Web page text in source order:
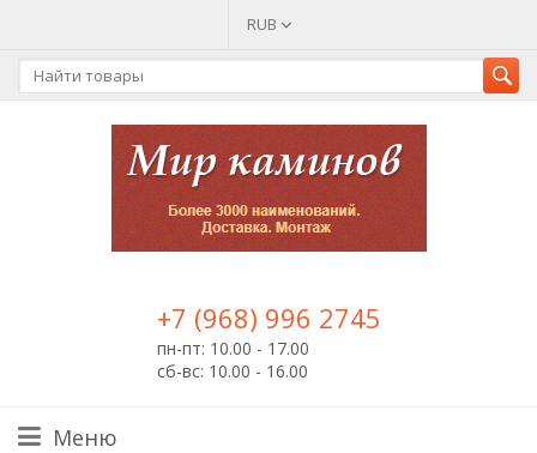
RUB
+7 (968) 996 2745
пн-пт: 10.00 - 17.00
сб-вс: 10.00 - 16.00
Меню